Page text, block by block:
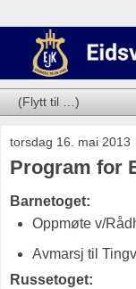
torsdag 16. mai 2013
Program for
Barnetoget:
Oppmøte v/
Avmarsj til
Russetoget: